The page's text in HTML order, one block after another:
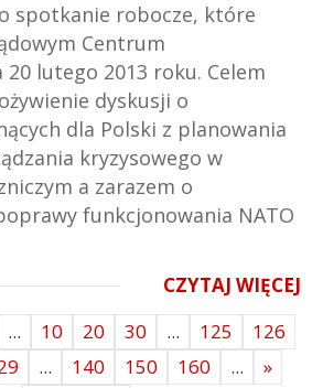
spotkanie robocze, które
Centrum
20 lutego 2013 roku. Celem
dyskusji o
dla Polski z planowania
kryzysowego w
a zarazem o
funkcjonowania NATO
CZYTAJ WIĘCEJ
... 10 20 30 ... 125
126
... 140 150 160 ...
»